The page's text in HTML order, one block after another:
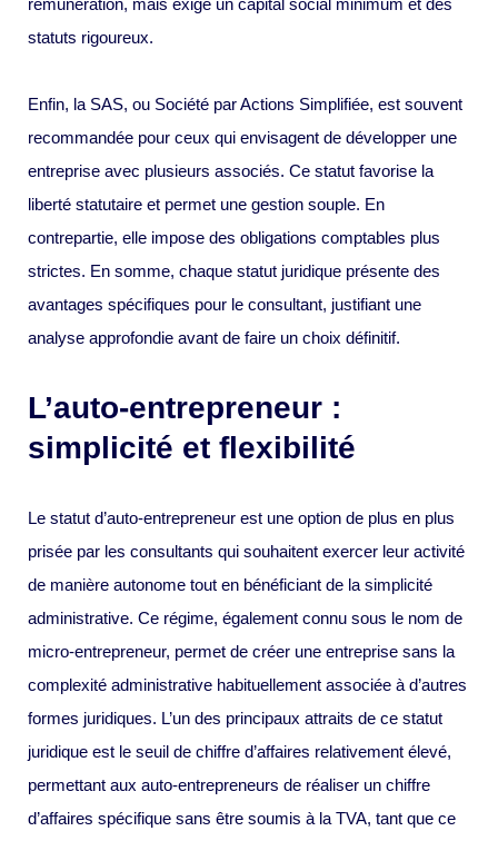
rémunération, mais exige un capital social minimum et des
statuts rigoureux.
Enfin, la SAS, ou Société par Actions Simplifiée, est souvent
recommandée pour ceux qui envisagent de développer une
entreprise avec plusieurs associés. Ce statut favorise la
liberté statutaire et permet une gestion souple. En
contrepartie, elle impose des obligations comptables plus
strictes. En somme, chaque statut juridique présente des
avantages spécifiques pour le consultant, justifiant une
analyse approfondie avant de faire un choix définitif.
L’auto-entrepreneur :
simplicité et flexibilité
Le statut d’auto-entrepreneur est une option de plus en plus
prisée par les consultants qui souhaitent exercer leur activité
de manière autonome tout en bénéficiant de la simplicité
administrative. Ce régime, également connu sous le nom de
micro-entrepreneur, permet de créer une entreprise sans la
complexité administrative habituellement associée à d’autres
formes juridiques. L’un des principaux attraits de ce statut
juridique est le seuil de chiffre d’affaires relativement élevé,
permettant aux auto-entrepreneurs de réaliser un chiffre
d’affaires spécifique sans être soumis à la TVA, tant que ce